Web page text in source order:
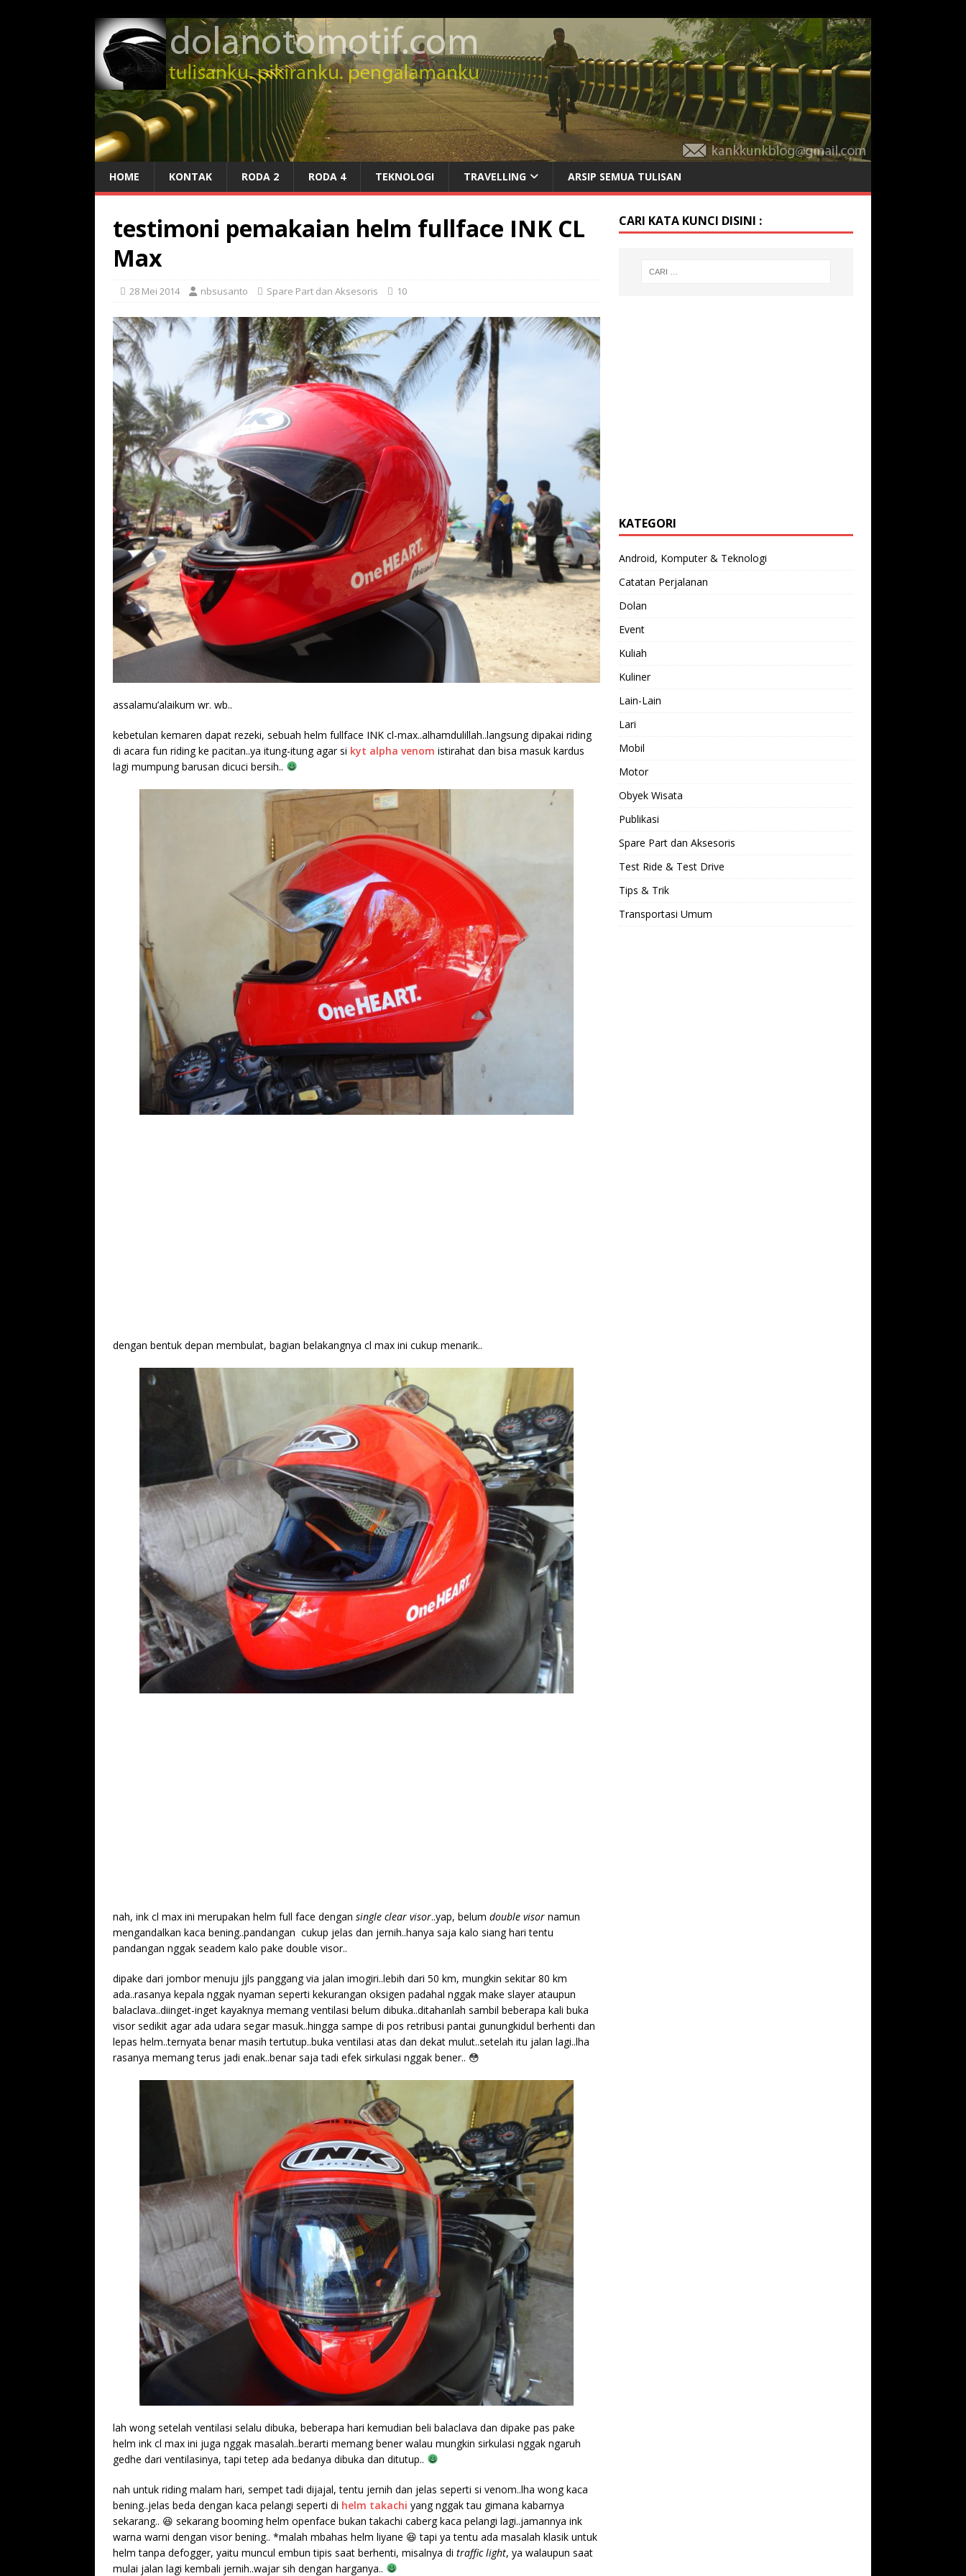
HOME KONTAK RODA 2 RODA 4 TEKNOLOGI TRAVELLING ARSIP SEMUA TULISAN
testimoni pemakaian helm fullface INK CL
Max
28 Mei 2014 nbsusanto Spare Part dan Aksesoris 10
assalamu’alaikum wr. wb..
kebetulan kemaren dapat rezeki, sebuah helm fullface INK cl-max..alhamdulillah..langsung dipakai riding
di acara fun riding ke pacitan..ya itung-itung agar si kyt alpha venom istirahat dan bisa masuk kardus
lagi mumpung barusan dicuci bersih..
dengan bentuk depan membulat, bagian belakangnya cl max ini cukup menarik..
nah, ink cl max ini merupakan helm full face dengan single clear visor..yap, belum double visor namun
mengandalkan kaca bening..pandangan cukup jelas dan jernih..hanya saja kalo siang hari tentu
pandangan nggak seadem kalo pake double visor..
dipake dari jombor menuju jjls panggang via jalan imogiri..lebih dari 50 km, mungkin sekitar 80 km
ada..rasanya kepala nggak nyaman seperti kekurangan oksigen padahal nggak make slayer ataupun
balaclava..diinget-inget kayaknya memang ventilasi belum dibuka..ditahanlah sambil beberapa kali buka
visor sedikit agar ada udara segar masuk..hingga sampe di pos retribusi pantai gunungkidul berhenti dan
lepas helm..ternyata benar masih tertutup..buka ventilasi atas dan dekat mulut..setelah itu jalan lagi..lha
rasanya memang terus jadi enak..benar saja tadi efek sirkulasi nggak bener.. 😳
lah wong setelah ventilasi selalu dibuka, beberapa hari kemudian beli balaclava dan dipake pas pake
helm ink cl max ini juga nggak masalah..berarti memang bener walau mungkin sirkulasi nggak ngaruh
gedhe dari ventilasinya, tapi tetep ada bedanya dibuka dan ditutup..
nah untuk riding malam hari, sempet tadi dijajal, tentu jernih dan jelas seperti si venom..lha wong kaca
bening..jelas beda dengan kaca pelangi seperti di helm takachi yang nggak tau gimana kabarnya
sekarang.. 😆 sekarang booming helm openface bukan takachi caberg kaca pelangi lagi..jamannya ink
warna warni dengan visor bening.. *malah mbahas helm liyane 😆 tapi ya tentu ada masalah klasik untuk
helm tanpa defogger, yaitu muncul embun tipis saat berhenti, misalnya di traffic light, ya walaupun saat
mulai jalan lagi kembali jernih..wajar sih dengan harganya..
CARI KATA KUNCI DISINI :
KATEGORI
Android, Komputer & Teknologi
Catatan Perjalanan
Dolan
Event
Kuliah
Kuliner
Lain-Lain
Lari
Mobil
Motor
Obyek Wisata
Publikasi
Spare Part dan Aksesoris
Test Ride & Test Drive
Tips & Trik
Transportasi Umum